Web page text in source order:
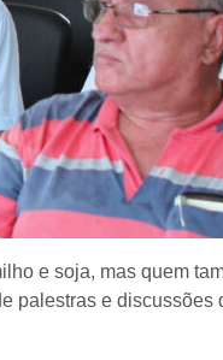
e soja, mas quem
palestras e